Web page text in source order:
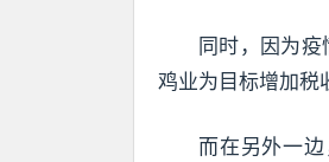
同时，因为
鸡业为目标增加税
而在另外一